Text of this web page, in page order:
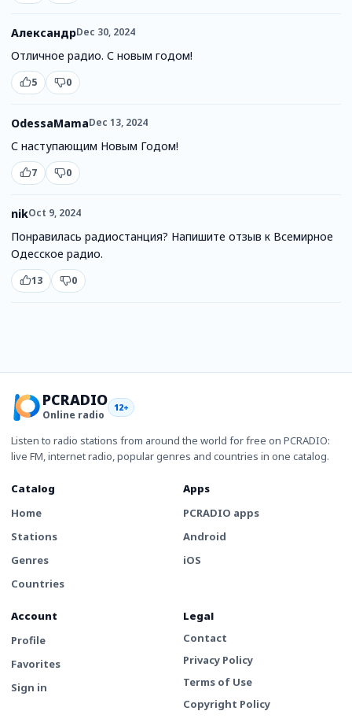
АлександрDec 30, 2024
Отличное радио. С новым годом!
5 0
OdessaMamaDec 13, 2024
С наступающим Новым Годом!
7 0
nikOct 9, 2024
Понравилась радиостанция? Напишите отзыв к Всемирное
Одесское радио.
13 0
PCRADIO
Online radio
12+
Listen to radio stations from around the world for free on PCRADIO:
live FM, internet radio, popular genres and countries in one catalog.
Catalog
Home
Stations
Genres
Countries
Apps
PCRADIO apps
Android
iOS
Account
Profile
Favorites
Sign in
Legal
Contact
Privacy Policy
Terms of Use
Copyright Policy